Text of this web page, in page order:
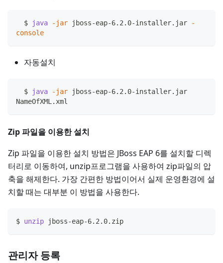
  $
java -jar jboss-eap-6.2.0-installer.jar
-
console
자동설치
  $
java -jar jboss-eap-6.2.0-installer.jar
NameOfXML.xml
Zip 파일을 이용한 설치
Zip 파일을 이용한 설치 방법은 JBoss EAP 6를 설치할 디렉
터리로 이동하여, unzip프로그램을 사용하여 zip파일의 압
축을 해제한다. 가장 간편한 방법이어서 실제 운영환경에 설
치할 때는 대부분 이 방법을 사용한다.
$ unzip jboss-eap-6.2.0.zip
관리자 등록